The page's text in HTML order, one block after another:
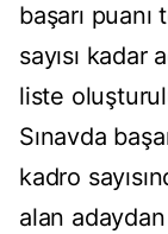
başarı
sayısı kadar
liste
Sınavda
kadro
alan